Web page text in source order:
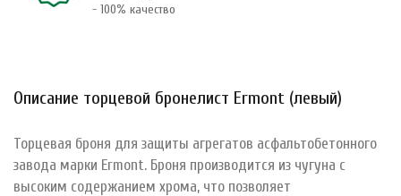
- 100% качество
Описание торцевой бронелист Ermont (левый)
Торцевая броня для защиты агрегатов асфальтобетонного
завода марки Ermont. Броня производится из чугуна с
высоким содержанием хрома, что позволяет